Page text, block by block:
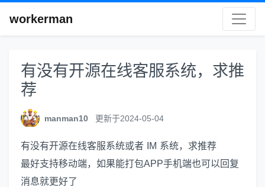
workerman
有没有开源在线客服系统，求推
荐
manman10 更新于2024-05-04
有没有开源在线客服系统或者 IM 系统，求推荐
最好支持移动端，如果能打包APP手机端也可以回复
消息就更好了